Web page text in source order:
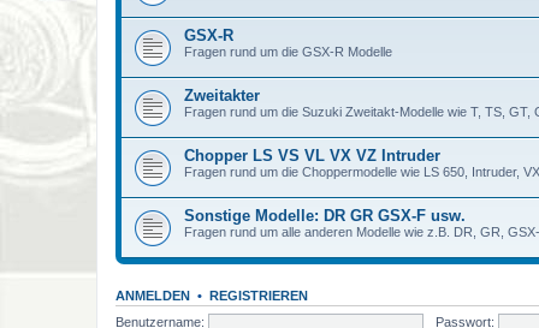
GSX-R
Fragen rund um die GSX-R Modelle
Zweitakter
Fragen rund um die Suzuki Zweitakt-Modelle wie T, TS, GT,
Chopper LS VS VL VX VZ Intruder
Fragen rund um die Choppermodelle wie LS 650, Intruder,
Sonstige Modelle: DR GR GSX-F usw.
Fragen rund um alle anderen Modelle wie z.B. DR, GR,
ANMELDEN • REGISTRIEREN
Benutzername:
Passwort: